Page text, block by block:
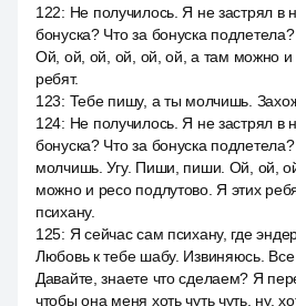
122: Не получилось. Я не застрял в
бонуска? Что за бонуска
Ой, ой, ой, ой, ой, ой, а там можно и
ребят.
123: Тебе пишу, а ты молчишь.
124: Не получилось. Я не застрял в
бонуска? Что за бонуска
молчишь. Угу. Пиши, пиши. Ой, ой,
можно и ресо подлутово. Я этих
психану.
125: Я сейчас сам психану, где
Любовь к тебе шабу. Извиняюсь.
Давайте, знаете что сделаем? Я
чтобы она меня хоть чуть чуть, ну,